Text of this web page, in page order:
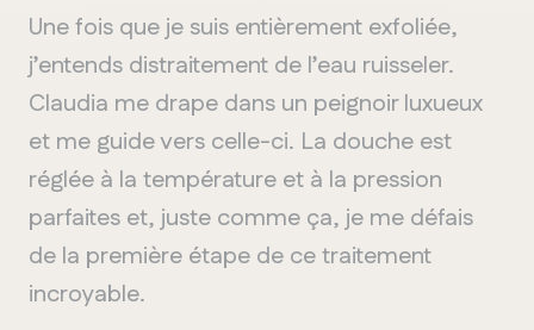
Une fois que je suis entièrement exfoliée,
j’entends distraitement de l’eau ruisseler.
Claudia me drape dans un peignoir luxueux
et me guide vers celle-ci. La douche est
réglée à la température et à la pression
parfaites et, juste comme ça, je me défais
de la première étape de ce traitement
incroyable.